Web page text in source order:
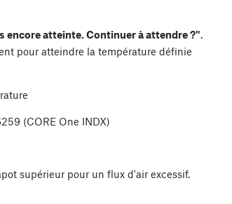
encore atteinte. Continuer à attendre ?".
pour atteindre la température définie
(CORE One INDX)
supérieur pour un flux d'air excessif.